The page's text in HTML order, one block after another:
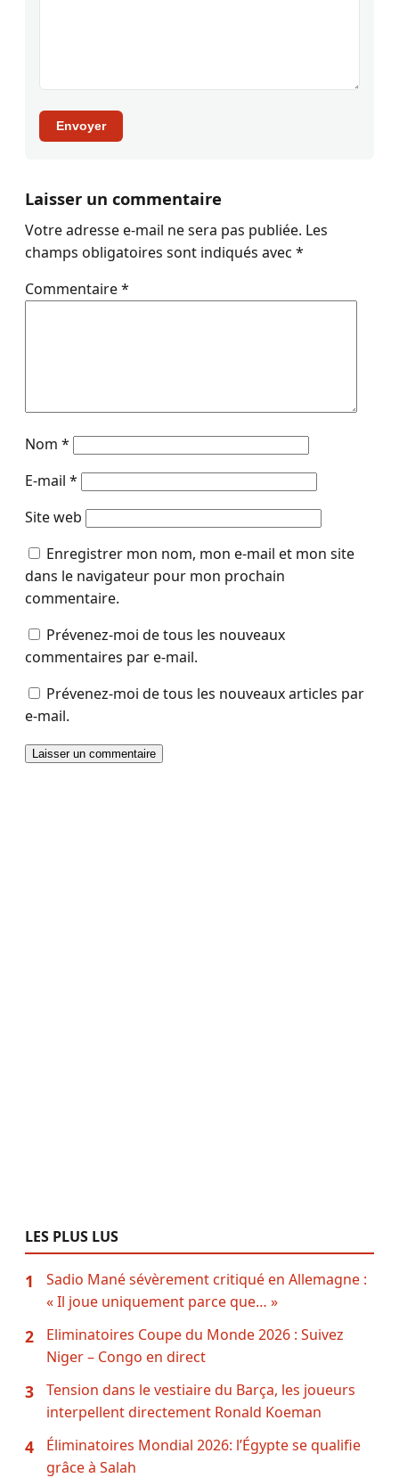
Envoyer
Laisser un commentaire
Votre adresse e-mail ne sera pas publiée. Les
champs obligatoires sont indiqués avec *
Commentaire*
Nom *
E-mail *
Site web
Enregistrer mon nom, mon e-mail et mon site
dans le navigateur pour mon prochain
commentaire.
Prévenez-moi de tous les nouveaux
commentaires par e-mail.
Prévenez-moi de tous les nouveaux articles par
e-mail.
LES PLUS LUS
1
Sadio Mané sévèrement critiqué en Allemagne :
« Il joue uniquement parce que… »
2
Eliminatoires Coupe du Monde 2026 : Suivez
Niger – Congo en direct
3
Tension dans le vestiaire du Barça, les joueurs
interpellent directement Ronald Koeman
4
Éliminatoires Mondial 2026: l’Égypte se qualifie
grâce à Salah